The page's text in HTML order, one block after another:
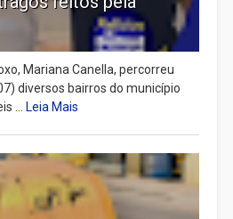
Mariana Canella, percorreu
diversos bairros do município
... Leia Mais